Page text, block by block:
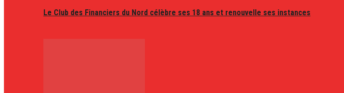
Le Club des Financiers du Nord célèbre ses 18 ans et renouvelle ses instances